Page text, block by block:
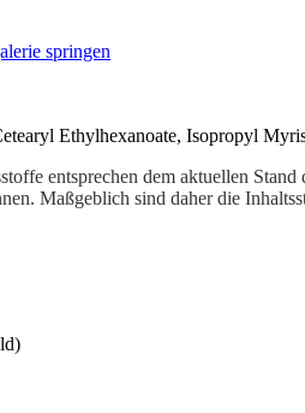
springen
Ethylhexanoate, Isopropyl
entsprechen dem aktuellen
Maßgeblich sind daher die